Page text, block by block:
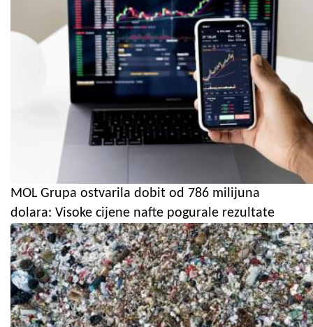
MOL Grupa ostvarila dobit od 786 milijuna
dolara: Visoke cijene nafte pogurale rezultate